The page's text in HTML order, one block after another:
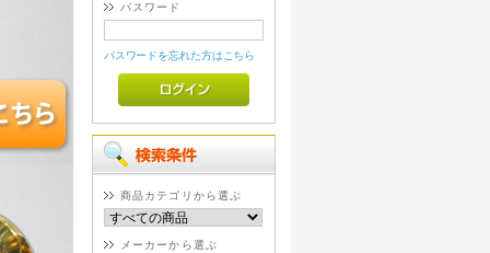
パスワード
パスワードを忘れた方はこちら
商品カテゴリから選ぶ
メーカーから選ぶ